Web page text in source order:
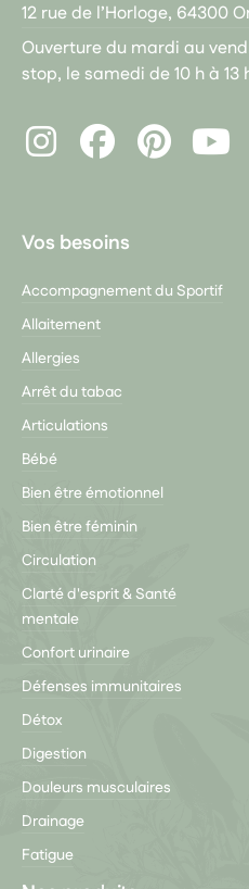
12 rue de l’Horloge, 64300
Ouverture du mardi au
stop, le samedi de 10 h à 13
InstagramFacebookPinterest
Vos besoins
Accompagnement du Sportif
Allaitement
Allergies
Arrêt du tabac
Articulations
Bébé
Bien être émotionnel
Bien être féminin
Circulation
Clarté d'esprit & Santé
mentale
Confort urinaire
Défenses immunitaires
Détox
Digestion
Douleurs musculaires
Drainage
Fatigue